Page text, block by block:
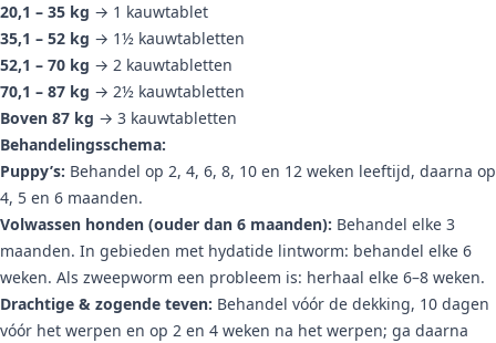
20,1 – 35 kg → 1 kauwtablet
35,1 – 52 kg → 1½ kauwtabletten
52,1 – 70 kg → 2 kauwtabletten
70,1 – 87 kg → 2½ kauwtabletten
Boven 87 kg → 3 kauwtabletten
Behandelingsschema:
Puppy’s: Behandel op 2, 4, 6, 8, 10 en 12 weken leeftijd, daarna op
4, 5 en 6 maanden.
Volwassen honden (ouder dan 6 maanden): Behandel elke 3
maanden. In gebieden met hydatide lintworm: behandel elke 6
weken. Als zweepworm een probleem is: herhaal elke 6–8 weken.
Drachtige & zogende teven: Behandel vóór de dekking, 10 dagen
vóór het werpen en op 2 en 4 weken na het werpen; ga daarna